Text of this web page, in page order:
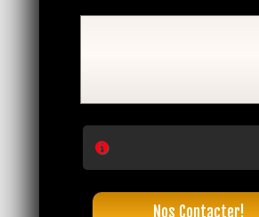
Nos Contacter!